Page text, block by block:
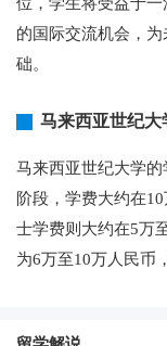
的国际交流机会，
础。
马来西亚世纪大
马来西亚世纪大学
阶段，学费大约在
士学费则大约在5万
为6万至10万人民币